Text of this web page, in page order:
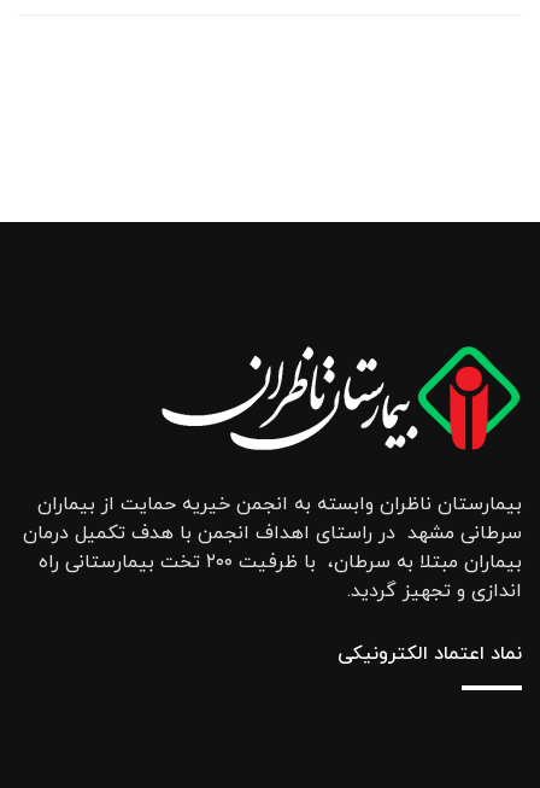
بیمارستان ناظران وابسته به انجمن خیریه حمایت از بیماران
سرطانی مشهد در راستای اهداف انجمن با هدف تکمیل درمان
بیماران مبتلا به سرطان، با ظرفیت ۲۰۰ تخت بیمارستانی راه
اندازی و تجهیز گردید.
نماد اعتماد الکترونیکی